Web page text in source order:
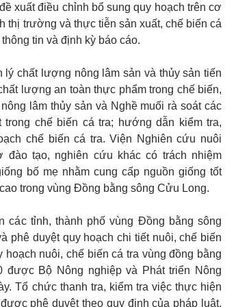
xuất điều chỉnh bổ sung quy hoạch trên cơ
thị trường và thực tiễn sản xuất, chế biến cá
tin và định kỳ báo cáo.
lý chất lượng nông lâm sản và thủy sản tiến
lượng an toàn thực phẩm trong chế biến,
lâm thủy sản và Nghề muối rà soát các
trong chế biến cá tra; hướng dẫn kiểm tra,
chế biến cá tra. Viện Nghiên cứu nuôi
tạo, nghiên cứu khác có trách nhiệm
bố mẹ nhằm cung cấp nguồn giống tốt
trong vùng Đồng bằng sông Cửu Long.
các tỉnh, thành phố vùng Đồng bằng sông
phê duyệt quy hoạch chi tiết nuôi, chế biến
nuôi, chế biến cá tra vùng đồng bằng
được Bộ Nông nghiệp và Phát triển Nông
Tổ chức thanh tra, kiểm tra việc thực hiện
phê duyệt theo quy định của pháp luật.